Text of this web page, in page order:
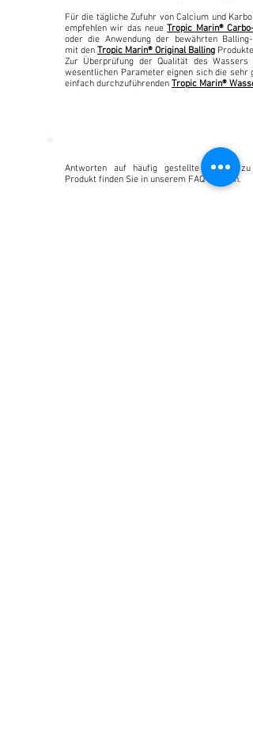
Für die tägliche Zufuhr von Calcium und
empfehlen wir das neueTropic Marin® Carbo-
oder die Anwendung der bewährten Balling-
mit den Tropic Marin® Original Balling
Zur Überprüfung der Qualität des Wassers
wesentlichen Parameter eignen sich die sehr
einfach durchzuführenden Tropic Marin®
Antworten auf häufig gestellte Fragen zu
Produkt finden Sie in unserem FAQ-Bereich.